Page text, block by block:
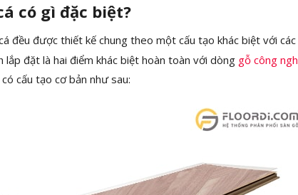
có gì đặc biệt?
đều được thiết kế chung theo một cấu tạo khác biệt với
đặt là hai điểm khác biệt hoàn toàn với dòng gỗ công
cấu tạo cơ bản như sau: